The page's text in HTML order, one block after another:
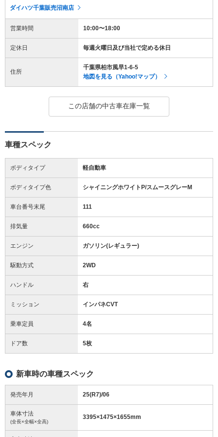
ダイハツ千葉販売沼南店
営業時間 10:00〜18:00
定休日 毎週火曜日及び当社で定める休日
住所
千葉県柏市風早1-6-5
地図を見る（Yahoo!マップ）
この店舗の中古車在庫一覧
車種スペック
ボディタイプ 軽自動車
ボディタイプ色 シャイニングホワイトP/スムースグレーM
車台番号末尾 111
排気量 660cc
エンジン ガソリン(レギュラー)
駆動方式 2WD
ハンドル 右
ミッション インパネCVT
乗車定員 4名
ドア数 5枚
新車時の車種スペック
発売年月 25(R7)/06
車体寸法
(全長×全幅×全高)
3395×1475×1655mm